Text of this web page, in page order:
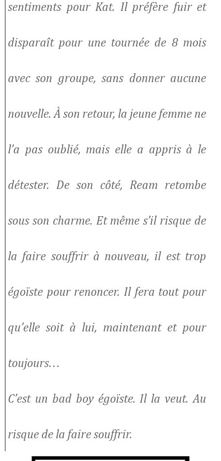
sentiments pour Kat. Il préfère fuir et
disparaît pour une tournée de 8 mois
avec son groupe, sans donner aucune
nouvelle. À son retour, la jeune femme ne
l’a pas oublié, mais elle a appris à le
détester. De son côté, Ream retombe
sous son charme. Et même s’il risque de
la faire souffrir à nouveau, il est trop
égoïste pour renoncer. Il fera tout pour
qu’elle soit à lui, maintenant et pour
toujours…
C’est un bad boy égoïste. Il la veut. Au
risque de la faire souffrir.